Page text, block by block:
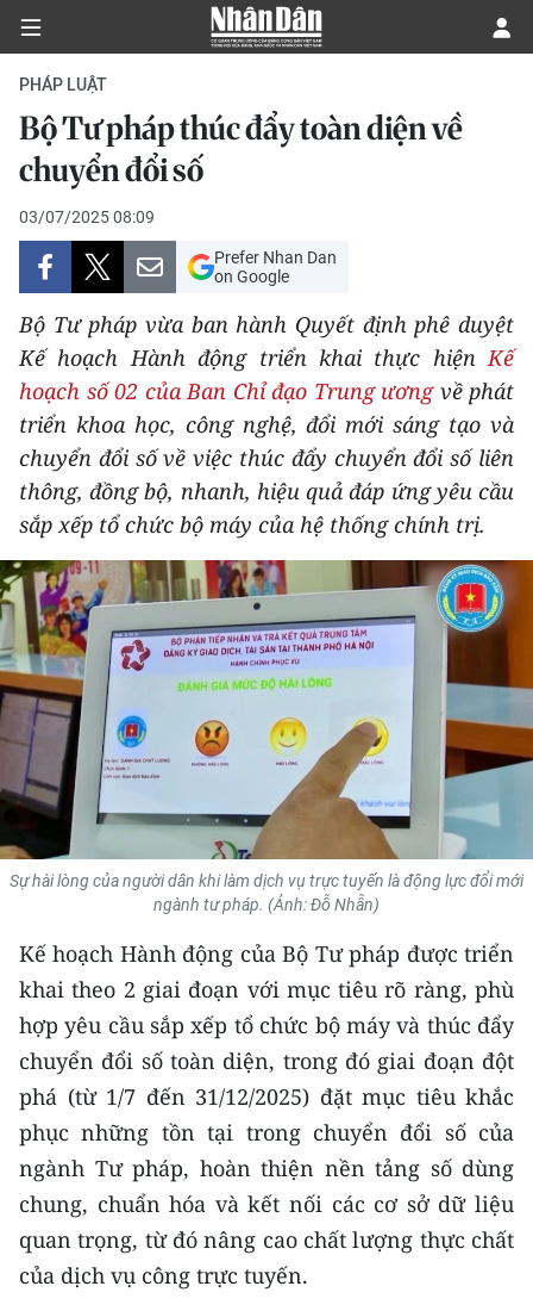
CHÍNH TRỊ
KINH TẾ
VĂN HÓA
XÃ HỘI
PHÁP LUẬT
DU LỊCH
THẾ GIỚI
THỂ THAO
GIÁO DỤC
Y TẾ
KHOA HỌC - CÔNG NGHỆ
MÔI TRƯỜNG
BẠN ĐỌC
KIỂM CHỨNG THÔNG TIN
TRI THỨC CHUYÊN SÂU
54 DÂN TỘC VIỆT NAM
CHƯƠNG TRÌNH OCOP - MỖI XÃ
MỘT SẢN PHẨM
RADIO
MEDIA CENTER
E-Magazine
PHÁP LUẬT
Bộ Tư pháp thúc đẩy toàn diện về
chuyển đổi số
03/07/2025 08:09
Prefer Nhan Dan
on Google
Bộ Tư pháp vừa ban hành Quyết định phê duyệt
Kế hoạch Hành động triển khai thực hiệnKế
hoạch số 02 của Ban Chỉ đạo Trung ươngvề phát
triển khoa học, công nghệ, đổi mới sáng tạo và
chuyển đổi số về việc thúc đẩy chuyển đổi số liên
thông, đồng bộ, nhanh, hiệu quả đáp ứng yêu cầu
sắp xếp tổ chức bộ máy của hệ thống chính trị.
Sự hài lòng của người dân khi làm dịch vụ trực tuyến là động lực đổi mới
ngành tư pháp. (Ảnh: Đỗ Nhẫn)
Kế hoạch Hành động của Bộ Tư pháp được triển
khai theo 2 giai đoạn với mục tiêu rõ ràng, phù
hợp yêu cầu sắp xếp tổ chức bộ máy và thúc đẩy
chuyển đổi số toàn diện, trong đó giai đoạn đột
phá (từ 1/7 đến 31/12/2025) đặt mục tiêu khắc
phục những tồn tại trong chuyển đổi số của
ngành Tư pháp, hoàn thiện nền tảng số dùng
chung, chuẩn hóa và kết nối các cơ sở dữ liệu
quan trọng, từ đó nâng cao chất lượng thực chất
của dịch vụ công trực tuyến.